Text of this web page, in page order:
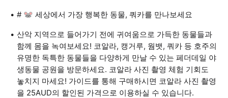
# 🐭 세상에서 가장 행복한 동물, 쿼카를 만나보세요
산악 지역으로 들어가기 전에 귀여움으로 가득한 동물들과
함께 몸을 녹여보세요! 코알라, 캥거루, 웜뱃, 쿼카 등 호주의
유명한 독특한 동물들을 다양하게 만날 수 있는 페더데일 야
생동물 공원을 방문하세요. 코알라 사진 촬영 체험 기회도
놓치지 마세요! 가이드를 통해 구매하시면 코알라 사진 촬영
을 25AUD의 할인된 가격으로 이용하실 수 있습니다.